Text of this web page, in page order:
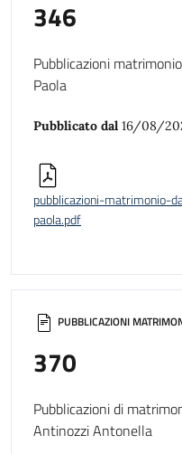
PUBBLICAZIONI
370
Pubblicazioni di
Antinozzi Antonella
346
Pubblicazioni
Paola
Pubblicato dal 16/08/
pubblicazioni-matrimonio-
paola.pdf